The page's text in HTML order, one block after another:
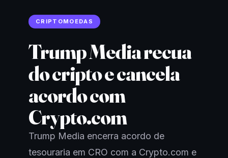
CRIPTOMOEDAS
Trump Media recua
do cripto e cancela
acordo com
Crypto.com
Trump Media encerra acordo de
tesouraria em CRO com a Crypto.com e